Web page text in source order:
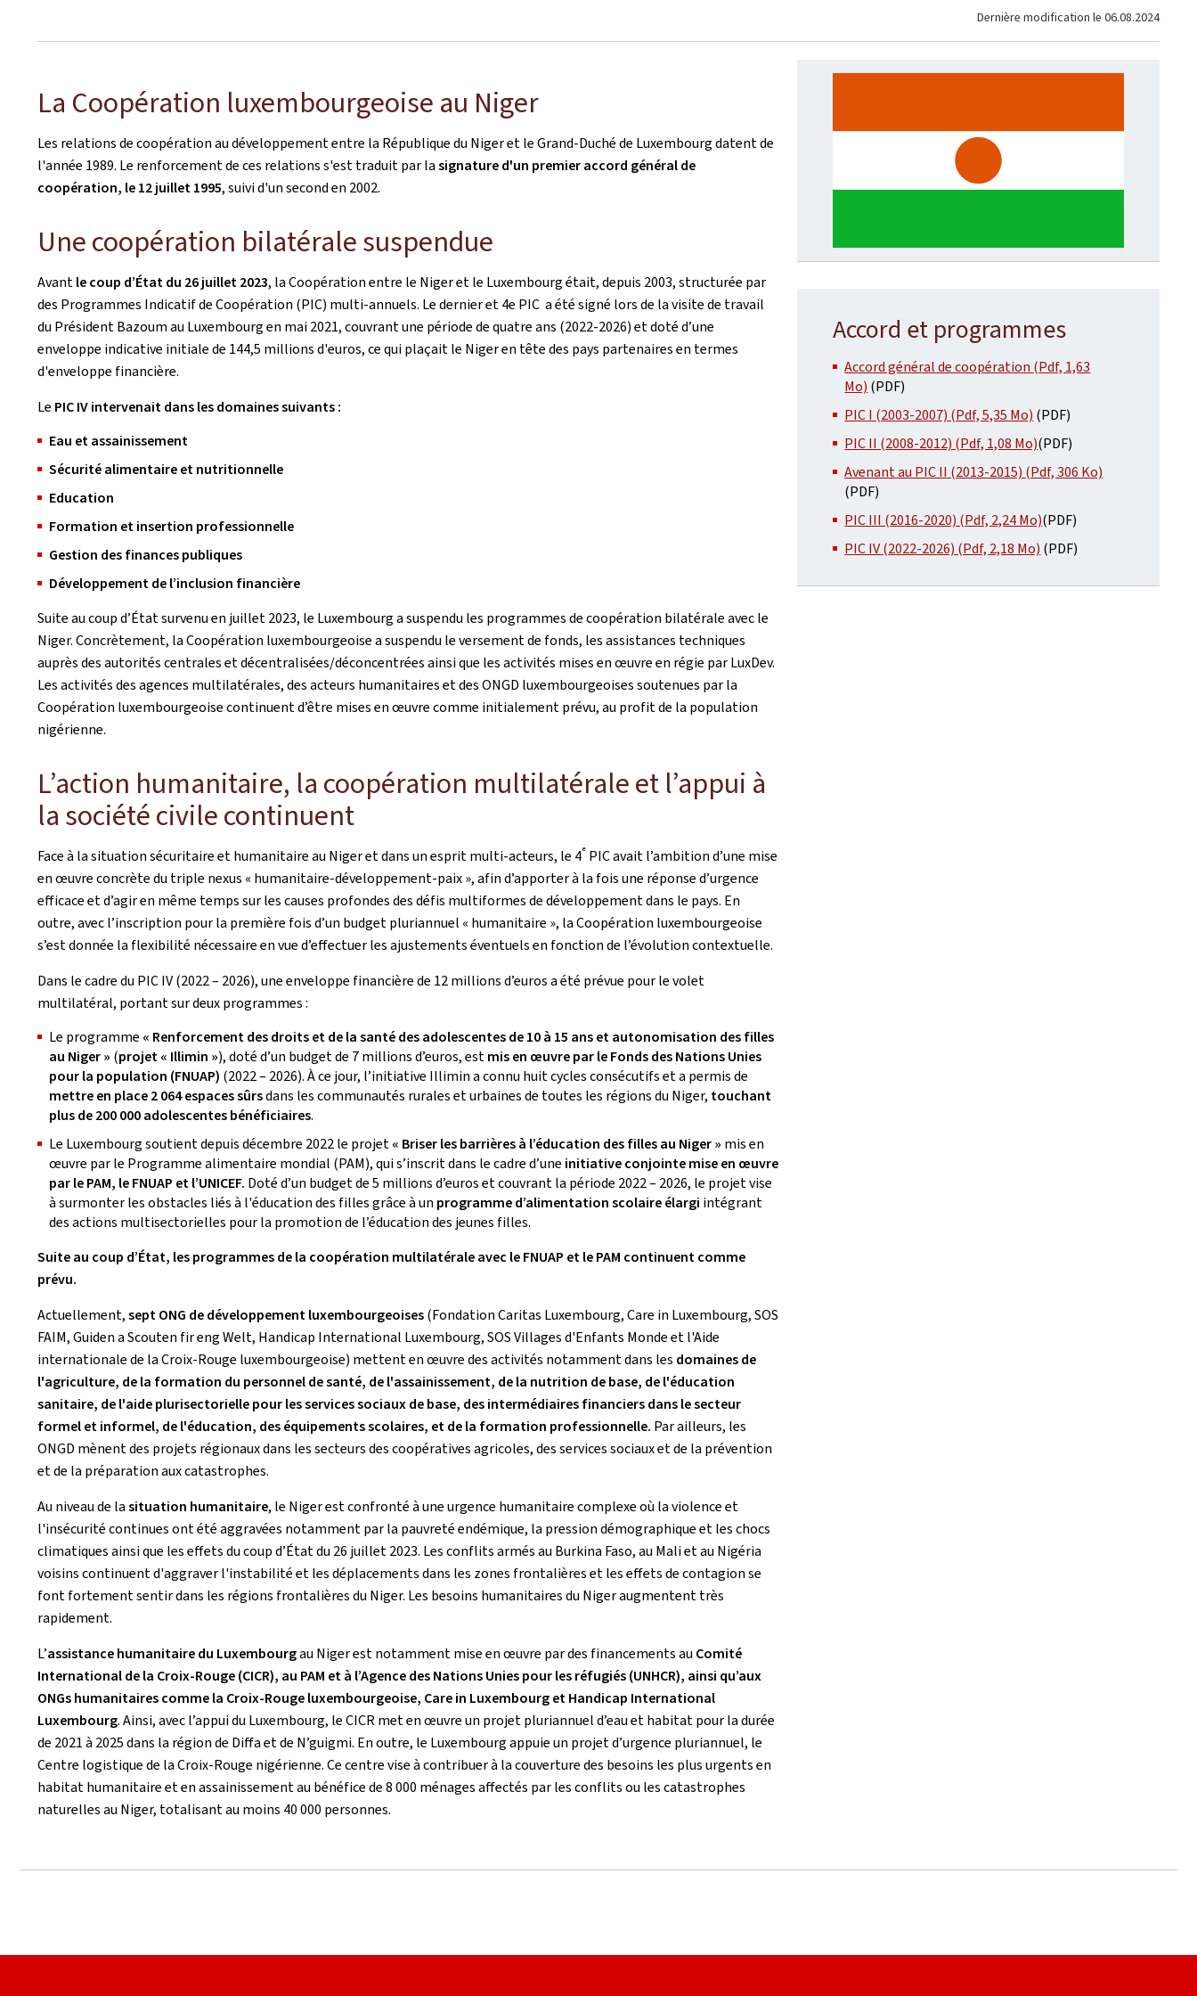
Dernière modification le 06.08.2024
La Coopération luxembourgeoise au Niger
Les relations de coopération au développement entre la République du Niger et le Grand-Duché de Luxembourg datent de
l'année 1989. Le renforcement de ces relations s'est traduit par lasignature d'un premier accord général de
coopération, le 12 juillet 1995, suivi d'un second en 2002.
Une coopération bilatérale suspendue
Avantle coup d’État du 26 juillet 2023, la Coopération entre le Niger et le Luxembourg était, depuis 2003, structurée par
des Programmes Indicatif de Coopération (PIC) multi-annuels. Le dernier et 4e PIC a été signé lors de la visite de travail
du Président Bazoum au Luxembourg en mai 2021, couvrant une période de quatre ans (2022-2026) et doté d’une
enveloppe indicative initiale de 144,5 millions d'euros, ce qui plaçait le Niger en tête des pays partenaires en termes
d'enveloppe financière.
Le PIC IV intervenait dans les domaines suivants :
Eau et assainissement
Sécurité alimentaire et nutritionnelle
Education
Formation et insertion professionnelle
Gestion des finances publiques
Développement de l’inclusion financière
Suite au coup d’État survenu en juillet 2023, le Luxembourg a suspendu les programmes de coopération bilatérale avec le
Niger. Concrètement, la Coopération luxembourgeoise a suspendu le versement de fonds, les assistances techniques
auprès des autorités centrales et décentralisées/déconcentrées ainsi que les activités mises en œuvre en régie par LuxDev.
Les activités des agences multilatérales, des acteurs humanitaires et des ONGD luxembourgeoises soutenues par la
Coopération luxembourgeoise continuent d’être mises en œuvre comme initialement prévu, au profit de la population
nigérienne.
L’action humanitaire, la coopération multilatérale et l’appui à
la société civile continuent
Face à la situation sécuritaire et humanitaire au Niger et dans un esprit multi-acteurs, le 4e PIC avait l’ambition d’une mise
en œuvre concrète du triple nexus « humanitaire-développement-paix », afin d’apporter à la fois une réponse d’urgence
efficace et d’agir en même temps sur les causes profondes des défis multiformes de développement dans le pays. En
outre, avec l’inscription pour la première fois d’un budget pluriannuel « humanitaire », la Coopération luxembourgeoise
s’est donnée la flexibilité nécessaire en vue d’effectuer les ajustements éventuels en fonction de l’évolution contextuelle.
Dans le cadre du PIC IV (2022 – 2026), une enveloppe financière de 12 millions d’euros a été prévue pour le volet
multilatéral, portant sur deux programmes :
Le programme « Renforcement des droits et de la santé des adolescentes de 10 à 15 ans et autonomisation des filles
au Niger » (projet « Illimin »), doté d’un budget de 7 millions d’euros, estmis en œuvre par le Fonds des Nations Unies
pour la population (FNUAP) (2022 – 2026). À ce jour, l’initiative Illimin a connu huit cycles consécutifs et a permis de
mettre en place 2 064 espaces sûrsdans les communautés rurales et urbaines de toutes les régions du Niger, touchant
plus de 200 000 adolescentes bénéficiaires.
Le Luxembourg soutient depuis décembre 2022 le projet« Briser les barrières à l’éducation des filles au Niger » mis en
œuvre par le Programme alimentaire mondial (PAM), qui s’inscrit dans le cadre d’une initiative conjointe mise en œuvre
par le PAM, le FNUAP et l’UNICEF. Doté d’un budget de 5 millions d’euros et couvrant la période 2022 – 2026, le projet vise
à surmonter les obstacles liés à l'éducation des filles grâce à un programme d’alimentation scolaire élargi intégrant
des actions multisectorielles pour la promotion de l’éducation des jeunes filles.
Suite au coup d’État, les programmes de la coopération multilatérale avec le FNUAP et le PAM continuent comme
prévu.
Actuellement,sept ONG de développement luxembourgeoises(Fondation Caritas Luxembourg, Care in Luxembourg, SOS
FAIM, Guiden a Scouten fir eng Welt, Handicap International Luxembourg, SOS Villages d'Enfants Monde et l'Aide
internationale de la Croix-Rouge luxembourgeoise) mettent en œuvre des activités notamment dans les domaines de
l'agriculture, de la formation du personnel de santé, de l'assainissement, de la nutrition de base, de l'éducation
sanitaire, de l'aide plurisectorielle pour les services sociaux de base, des intermédiaires financiers dans le secteur
formel et informel, de l'éducation, des équipements scolaires, et de la formation professionnelle. Par ailleurs, les
ONGD mènent des projets régionaux dans les secteurs des coopératives agricoles, des services sociaux et de la prévention
et de la préparation aux catastrophes.
Au niveau de lasituation humanitaire, le Niger est confronté à une urgence humanitaire complexe où la violence et
l'insécurité continues ont été aggravées notamment par la pauvreté endémique, la pression démographique et les chocs
climatiques ainsi que les effets du coup d’État du 26 juillet 2023. Les conflits armés au Burkina Faso, au Mali et au Nigéria
voisins continuent d'aggraver l'instabilité et les déplacements dans les zones frontalières et les effets de contagion se
font fortement sentir dans les régions frontalières du Niger. Les besoins humanitaires du Niger augmentent très
rapidement.
L’assistance humanitaire du Luxembourgau Niger est notamment mise en œuvre par des financements au Comité
International de la Croix-Rouge (CICR), au PAM et à l’Agence des Nations Unies pour les réfugiés (UNHCR), ainsi qu’aux
ONGs humanitaires comme la Croix-Rouge luxembourgeoise, Care in Luxembourg et Handicap International
Luxembourg. Ainsi, avec l’appui du Luxembourg, le CICR met en œuvre un projet pluriannuel d’eau et habitat pour la durée
de 2021 à 2025 dans la région de Diffa et de N’guigmi. En outre, le Luxembourg appuie un projet d’urgence pluriannuel, le
Centre logistique de la Croix-Rouge nigérienne. Ce centre vise à contribuer à la couverture des besoins les plus urgents en
habitat humanitaire et en assainissement au bénéfice de 8 000 ménages affectés par les conflits ou les catastrophes
naturelles au Niger, totalisant au moins 40 000 personnes.
Accord et programmes
Accord général de coopération (Pdf, 1,63
Mo) (PDF)
PIC I (2003-2007) (Pdf, 5,35 Mo) (PDF)
PIC II (2008-2012) (Pdf, 1,08 Mo)(PDF)
Avenant au PIC II (2013-2015) (Pdf, 306 Ko)
(PDF)
PIC III (2016-2020) (Pdf, 2,24 Mo)(PDF)
PIC IV (2022-2026) (Pdf, 2,18 Mo) (PDF)